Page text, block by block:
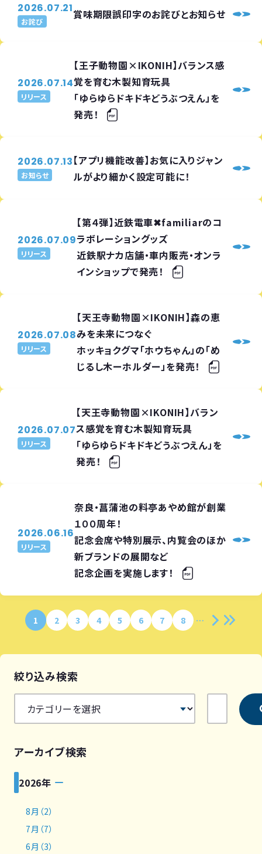
2026.07.21
お詫び 賞味期限誤印字のお詫びとお知らせ
2026.07.14
リリース
【王子動物園×IKONIH】バランス感
覚を育む木製知育玩具
「ゆらゆらドキドキどうぶつえん」を
発売！
2026.07.13
お知らせ
【アプリ機能改善】お気に入りジャン
ルがより細かく設定可能に！
2026.07.09
リリース
【第４弾】近鉄電車✖familiarのコ
ラボレーショングッズ
近鉄駅ナカ店舗・車内販売・オンラ
インショップで発売！
2026.07.08
リリース
【天王寺動物園×IKONIH】森の恵
みを未来につなぐ
ホッキョクグマ「ホウちゃん」の「め
じるし木ーホルダー」を発売！
2026.07.07
リリース
【天王寺動物園×IKONIH】バラン
ス感覚を育む木製知育玩具
「ゆらゆらドキドキどうぶつえん」を
発売！
2026.06.16
リリース
奈良・菖蒲池の料亭あやめ館が創業
１００周年！
記念会席や特別展示、内覧会のほか
新ブランドの展開など
記念企画を実施します！
1 2 3 4 5 6 7 8
絞り込み検索
アーカイブ検索
2026年
8月（2）
7月（7）
6月（3）